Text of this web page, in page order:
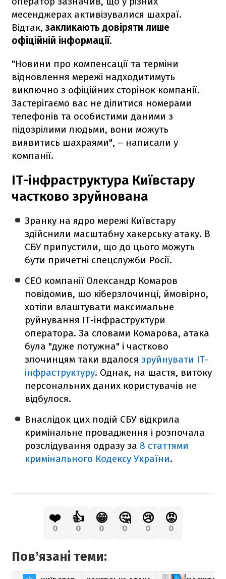
месенджерах активізувалися шахраї.
Відтак,закликають довіряти лише
офіційній інформації.
"Новини про компенсації та терміни
відновлення мережі надходитимуть
виключно з офіційних сторінок компанії.
Застерігаємо вас не ділитися номерами
телефонів та особистими даними з
підозрілими людьми, вони можуть
виявитись шахраями", – написали у
компанії.
ІТ-інфраструктура Київстару
частково зруйнована
Зранку на ядро мережі Київстару
здійснили масштабну хакерську атаку. В
СБУ припустили, що до цього можуть
бути причетні спецслужби Росії.
СЕО компанії Олександр Комаров
повідомив, що кіберзлочинці, ймовірно,
хотіли влаштувати максимальне
руйнування IT-інфраструктури
оператора. За словами Комарова, атака
була "дуже потужна" і частково
злочинцям таки вдалосязруйнувати IT-
інфраструктуру. Однак, на щастя, витоку
персональних даних користувачів не
відбулося.
Внаслідок цих подій СБУ відкрила
кримінальне провадження і розпочала
розслідування одразу за 8 статтями
кримінального Кодексу України.
❤️
0
👍
0
😁
0
🤔
0
😢
0
😡
0
Повʼязані теми: